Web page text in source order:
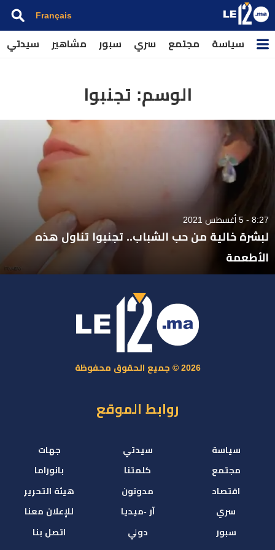
Français
سياسة مجتمع سري سبور مشاهير سيدتي
الوسم: تجنبوا
8:27 - 5 أغسطس 2021
لبشرة خالية من حب الشباب.. تجنبوا تناول هذه
الأطعمة
2026 © جميع الحقوق محفوظة
روابط الموقع
سياسة
مجتمع
اقتصاد
سري
سبور
سيدتي
كلمتنا
مدونون
آر -ميديا
دولي
جهات
بانوراما
هيئة التحرير
للإعلان معنا
اتصل بنا